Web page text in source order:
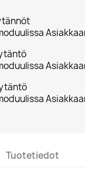
Tuotetiedot